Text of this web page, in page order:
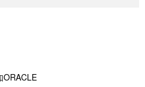
ORACLE